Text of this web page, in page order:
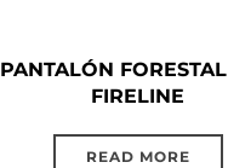
PANTALÓN
FIRELINE
READ MORE